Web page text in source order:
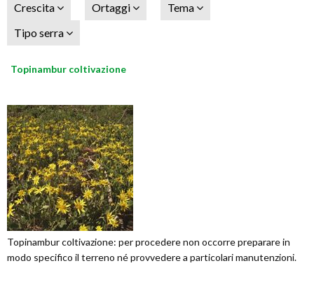
Crescita Ortaggi
Tema
Tipo serra
Topinambur coltivazione
Topinambur coltivazione: per procedere non occorre preparare in
modo specifico il terreno né provvedere a particolari manutenzioni.